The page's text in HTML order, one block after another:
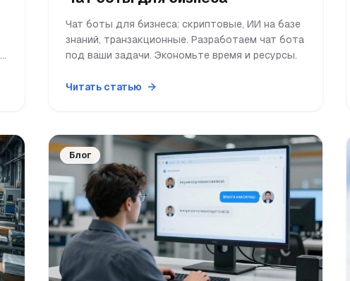
Чат боты для бизнеса: скриптовые, ИИ на базе
знаний, транзакционные. Разработаем чат бота
под ваши задачи. Экономьте время и ресурсы.
Читать статью
Блог